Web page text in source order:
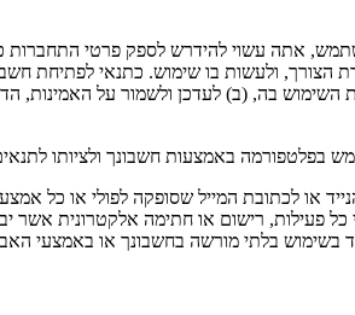
אתה עשוי להידרש לספק פרטי התחברות
הצורך, ולעשות בו שימוש. כתנאי לפתיחת
בה, (ב) לעדכן ולשמור על האמינות,
בפלטפורמה באמצעות חשבונך ולציותו
או לכתובת המייל שסופקה לפולי או כל
פעילות, רישום או חתימה אלקטרונית אשר
בלתי מורשה בחשבונך או באמצעי